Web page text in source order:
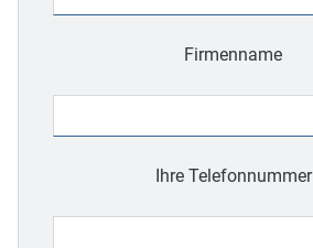
Firmenname
Ihre Telefonnummer